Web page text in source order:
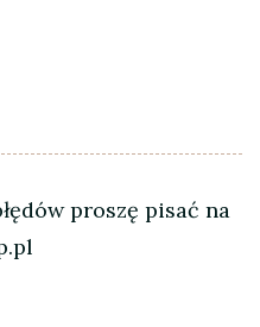
proszę pisać na